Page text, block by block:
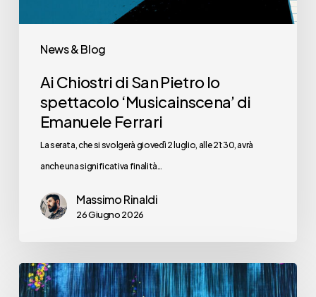
News & Blog
Ferrari
Ai Chiostri di San Pietro lo
spettacolo ‘Musicainscena’ di
Emanuele Ferrari
La serata, che si svolgerà giovedì 2 luglio, alle 21:30, avrà
anche una significativa finalità…
Massimo Rinaldi
26 Giugno 2026
Ma
ha